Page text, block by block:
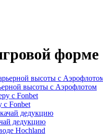
форме
высоты с Аэрофлотом
с Fonbet
дедукцию